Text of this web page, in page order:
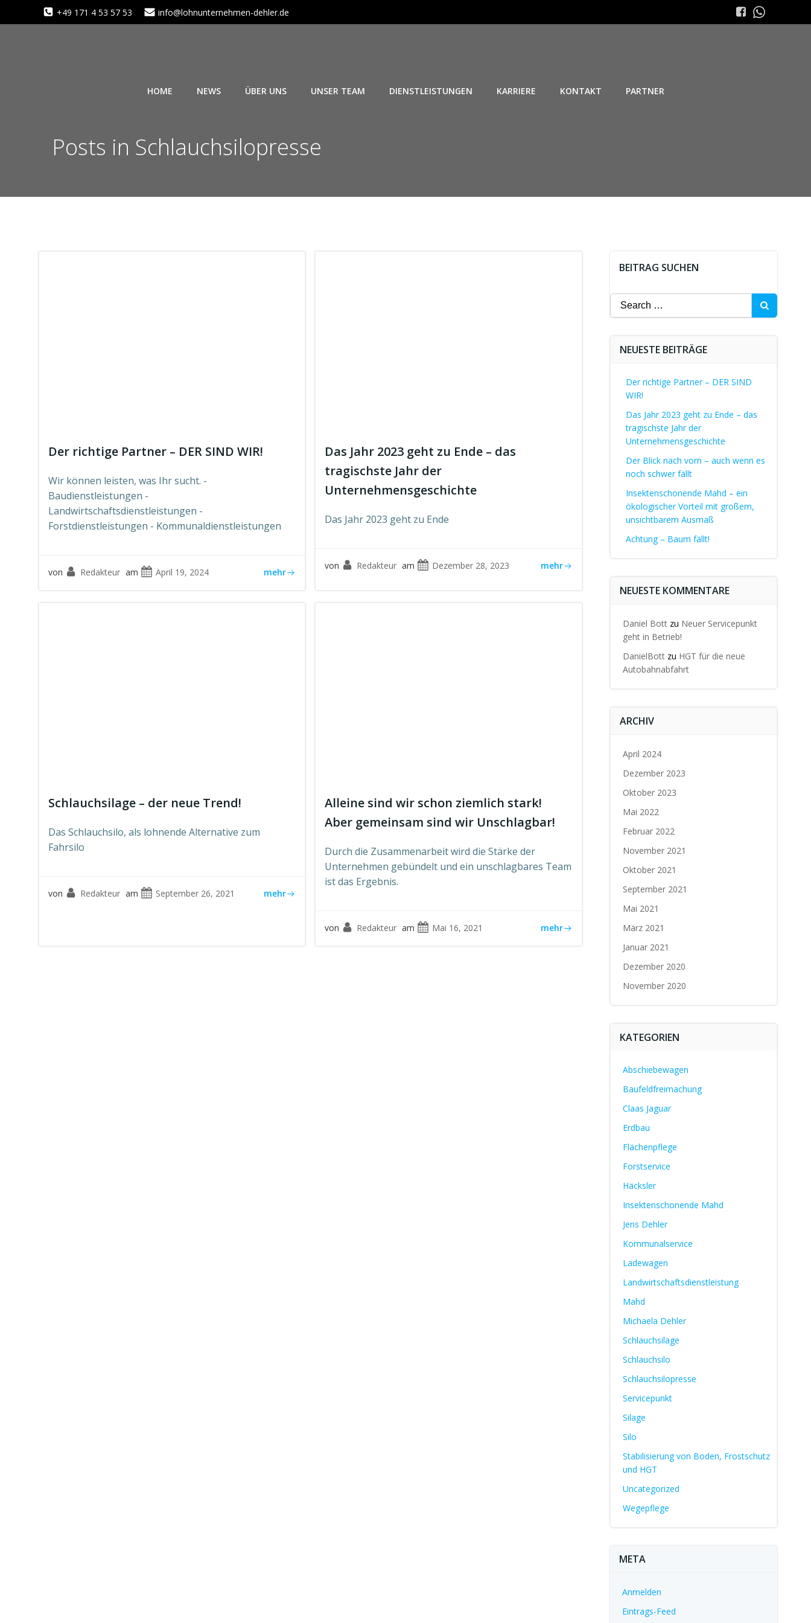
Inhalt
+49 171 4 53 57 53 info@lohnunternehmen-dehler.de
HOME NEWS ÜBER UNS UNSER TEAM DIENSTLEISTUNGEN KARRIERE KONTAKT PARTNER
Posts in Schlauchsilopresse
Der richtige Partner – DER SIND WIR!
Wir können leisten, was Ihr sucht. -
Baudienstleistungen -
Landwirtschaftsdienstleistungen -
Forstdienstleistungen - Kommunaldienstleistungen
von Redakteur am April 19, 2024 mehr
Das Jahr 2023 geht zu Ende – das
tragischste Jahr der
Unternehmensgeschichte
Das Jahr 2023 geht zu Ende
von Redakteur am Dezember 28, 2023 mehr
Schlauchsilage – der neue Trend!
Das Schlauchsilo, als lohnende Alternative zum
Fahrsilo
von Redakteur am September 26, 2021 mehr
Alleine sind wir schon ziemlich stark!
Aber gemeinsam sind wir Unschlagbar!
Durch die Zusammenarbeit wird die Stärke der
Unternehmen gebündelt und ein unschlagbares Team
ist das Ergebnis.
von Redakteur am Mai 16, 2021 mehr
BEITRAG SUCHEN
Search
for:
NEUESTE BEITRÄGE
Der richtige Partner – DER SIND
WIR!
Das Jahr 2023 geht zu Ende – das
tragischste Jahr der
Unternehmensgeschichte
Der Blick nach vorn – auch wenn es
noch schwer fällt
Insektenschonende Mahd – ein
ökologischer Vorteil mit großem,
unsichtbarem Ausmaß
Achtung – Baum fällt!
NEUESTE KOMMENTARE
Daniel Bottzu Neuer Servicepunkt
geht in Betrieb!
DanielBottzu HGT für die neue
Autobahnabfahrt
ARCHIV
April 2024
Dezember 2023
Oktober 2023
Mai 2022
Februar 2022
November 2021
Oktober 2021
September 2021
Mai 2021
März 2021
Januar 2021
Dezember 2020
November 2020
KATEGORIEN
Abschiebewagen
Baufeldfreimachung
Claas Jaguar
Erdbau
Flächenpflege
Forstservice
Häcksler
Insektenschonende Mahd
Jens Dehler
Kommunalservice
Ladewagen
Landwirtschaftsdienstleistung
Mahd
Michaela Dehler
Schlauchsilage
Schlauchsilo
Schlauchsilopresse
Servicepunkt
Silage
Silo
Stabilisierung von Boden, Frostschutz
und HGT
Uncategorized
Wegepflege
META
Anmelden
Eintrags-Feed